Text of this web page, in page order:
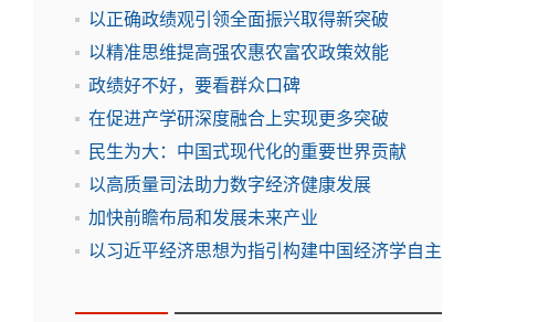
以正确政绩观引领全面振兴取得新突破
以精准思维提高强农惠农富农政策效能
政绩好不好，要看群众口碑
在促进产学研深度融合上实现更多突破
民生为大：中国式现代化的重要世界贡献
以高质量司法助力数字经济健康发展
加快前瞻布局和发展未来产业
以习近平经济思想为指引构建中国经济学自主